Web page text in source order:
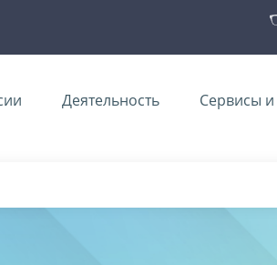
Деятельность Сервисы и